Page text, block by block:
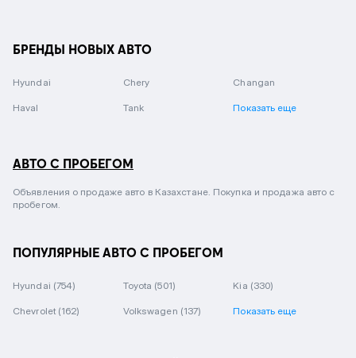
БРЕНДЫ НОВЫХ АВТО
Hyundai Chery Changan
Haval Tank Показать еще
АВТО С ПРОБЕГОМ
Объявления о продаже авто в Казахстане. Покупка и продажа авто с
пробегом.
ПОПУЛЯРНЫЕ АВТО С ПРОБЕГОМ
Hyundai (754) Toyota (501) Kia (330)
Chevrolet (162) Volkswagen (137) Показать еще